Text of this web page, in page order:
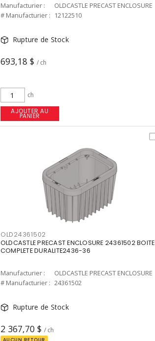
Manufacturier :
OLDCASTLE PRECAST ENCLOSURE
# Manufacturier :
12122510
Rupture de Stock
693,18 $ / ch
ch
AJOUTER AU
PANIER
OLD24361502
OLDCASTLE PRECAST ENCLOSURE 24361502 BOITE
COMPLETE DURALITE2436-36
Manufacturier :
OLDCASTLE PRECAST ENCLOSURE
# Manufacturier : 24361502
Rupture de Stock
2 367,70 $ / ch